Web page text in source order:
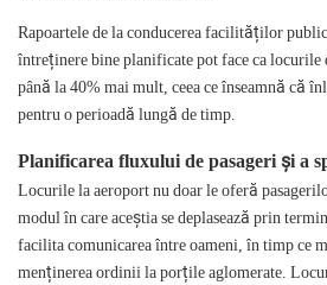
Rapoartele de la conducerea facilităților
întreținere bine planificate pot face ca locurile
până la 40% mai mult, ceea ce înseamnă că
pentru o perioadă lungă de timp.
Planificarea fluxului de pasageri și a
Locurile la aeroport nu doar le oferă
modul în care aceștia se deplasează prin
facilita comunicarea între oameni, în timp ce
menținerea ordinii la porțile aglomerate.